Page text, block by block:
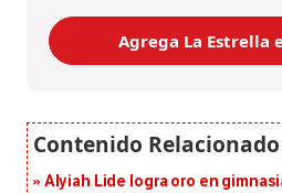
Agrega La Estrella
Alyiah Lide logra oro en